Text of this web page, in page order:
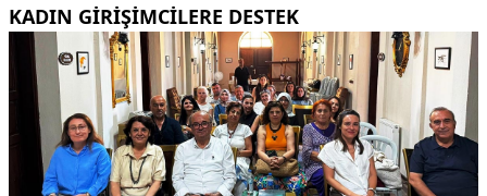
KADIN GİRİŞİMCİLERE DESTEK